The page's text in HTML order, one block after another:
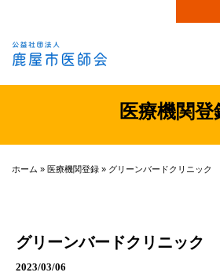
医療機関登
ホーム » 医療機関登録 » グリーンバードクリニック
グリーンバードクリニック
2023/03/06